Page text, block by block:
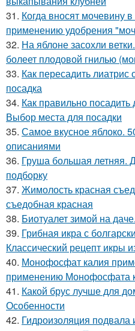
31. Когда вносят мочевину
применению удобрения
32. На яблоне засохли
болеет плодовой гнилью
33. Как пересадить
посадка
34. Как правильно посадить
Выбор места для посадки
35. Самое вкусное яблоко.
описаниями
36. Груша большая летняя.
подборку
37. Жимолость красная
съедобная красная
38. Биотуалет зимой на
39. Грибная икра с
Классический рецепт икры
40. Монофосфат калия
применению Монофосфата
41. Какой брус лучше для
Особенности
42. Гидроизоляция подвала